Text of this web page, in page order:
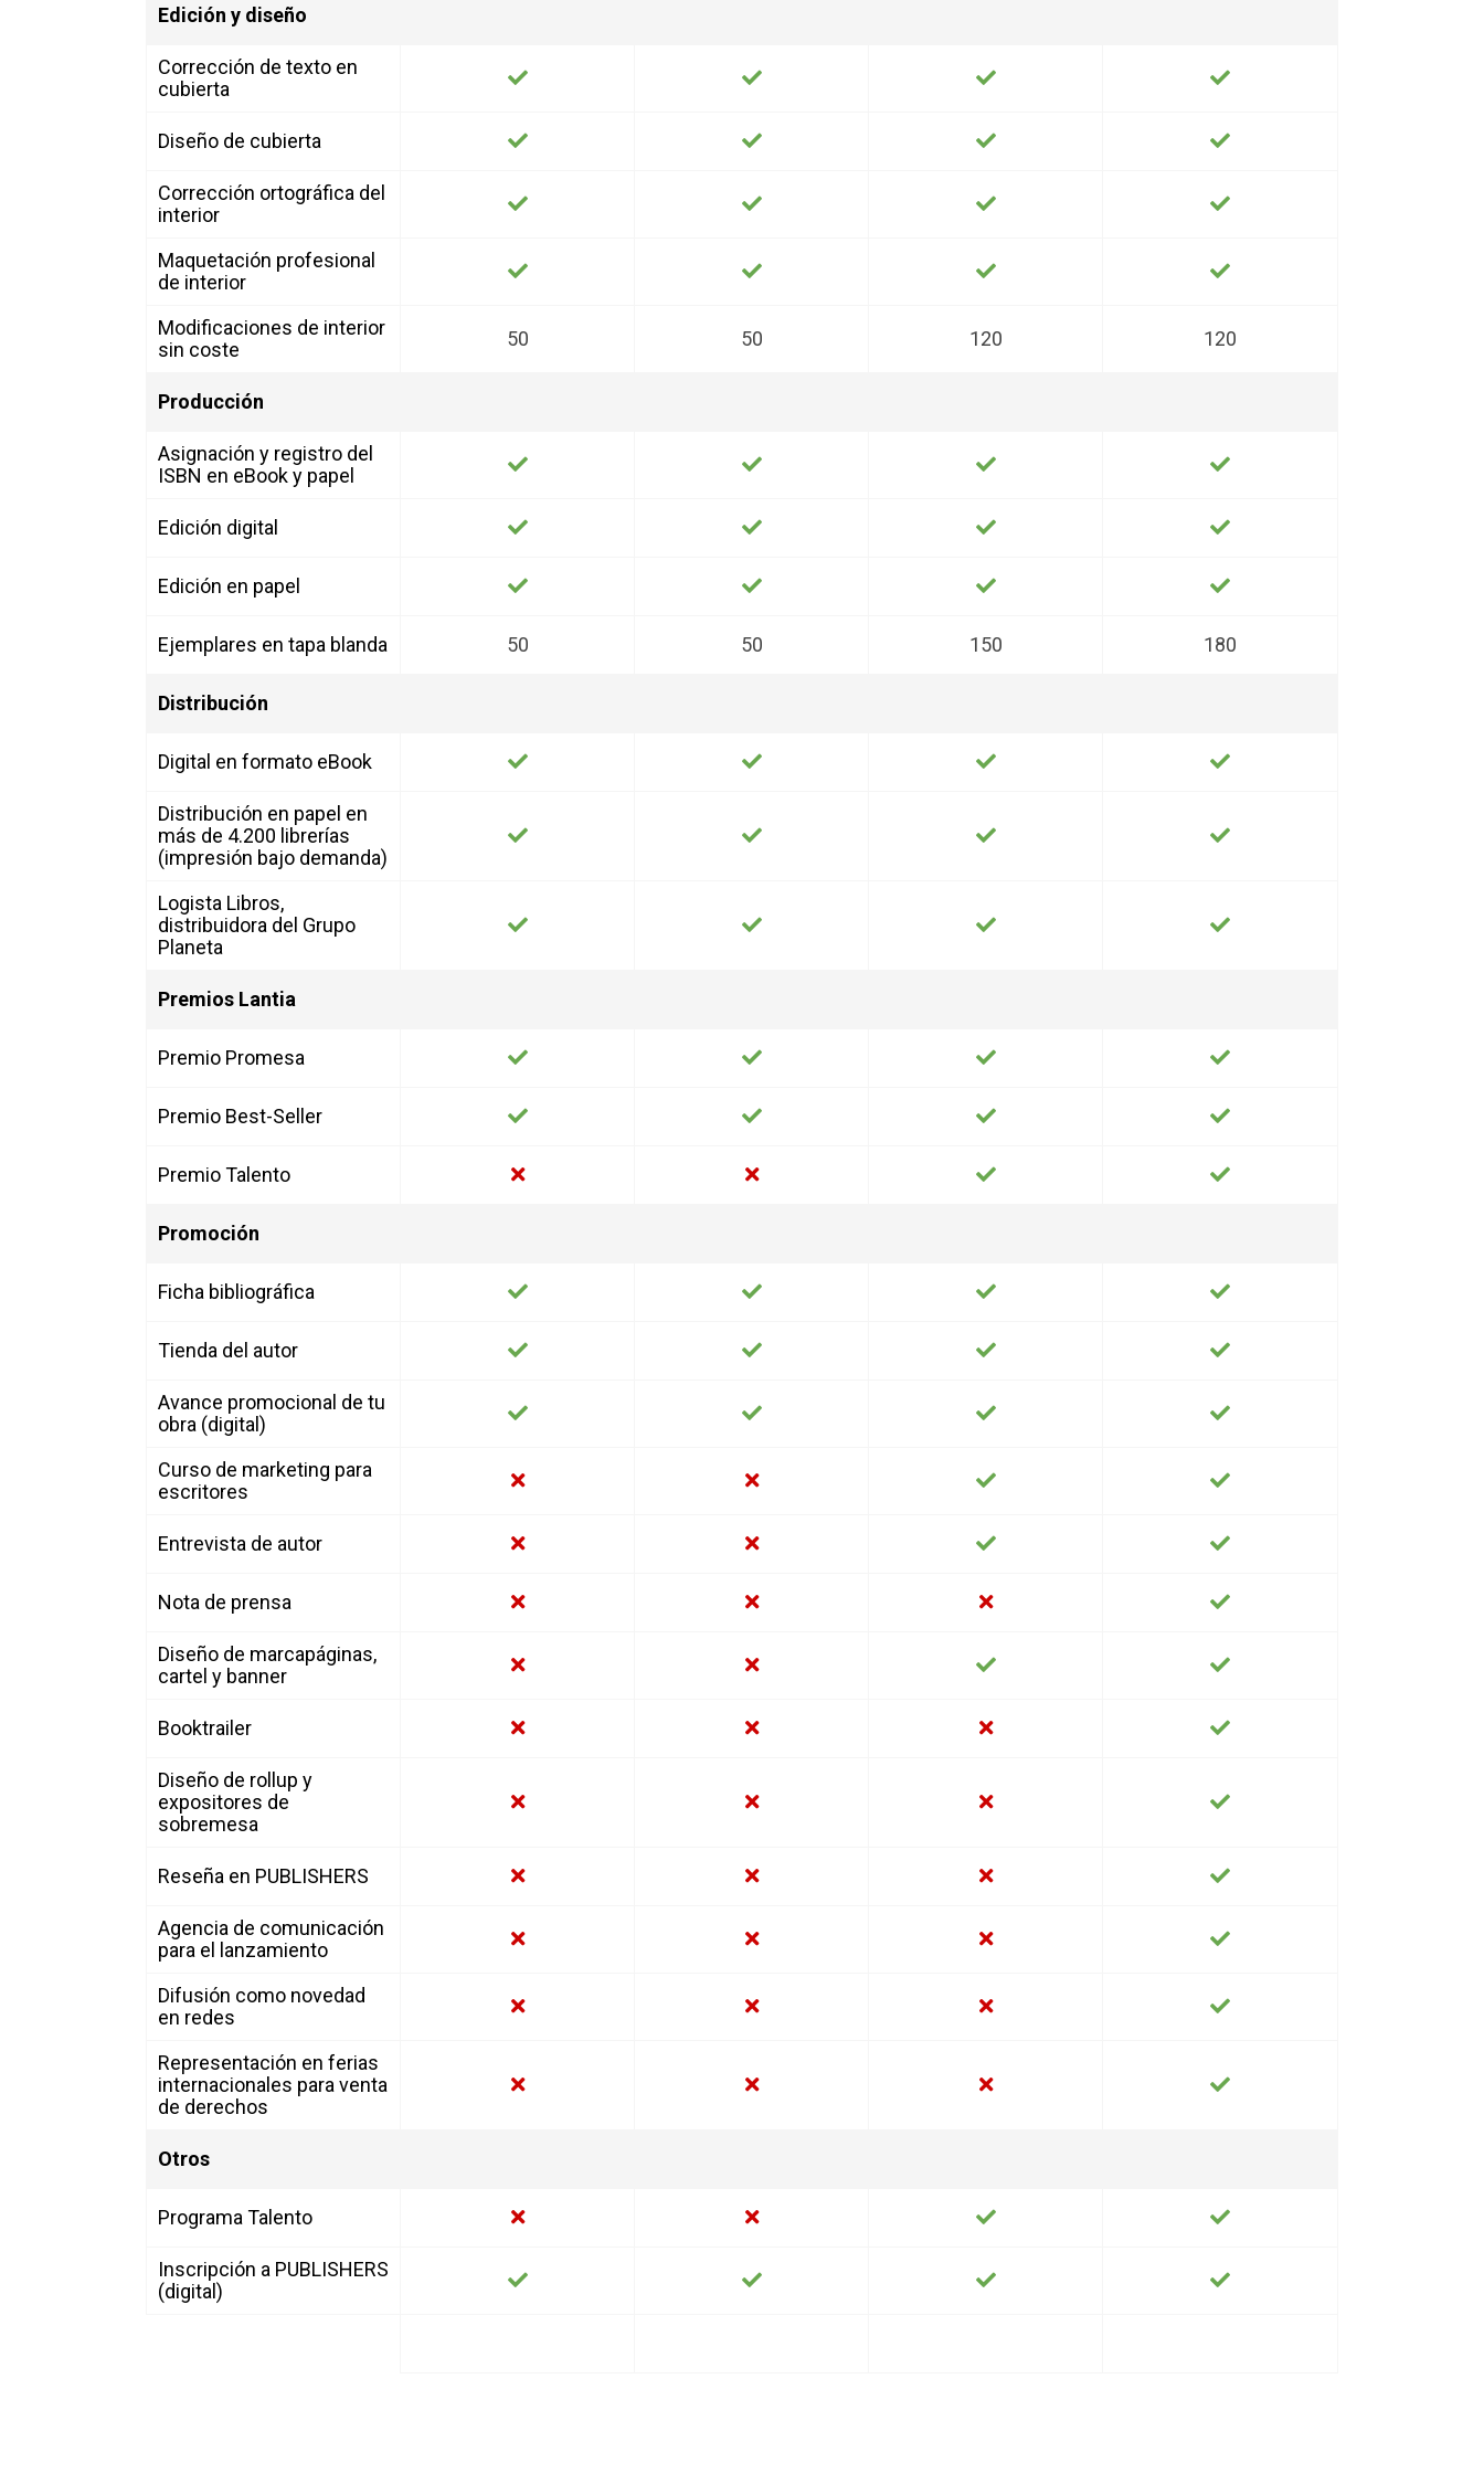
Edición y diseño
Corrección de texto en
cubierta
Diseño de cubierta
Corrección ortográfica del
interior
Maquetación profesional
de interior
Modificaciones de interior
sin coste
50 50 120 120
Producción
Asignación y registro del
ISBN en eBook y papel
Edición digital
Edición en papel
Ejemplares en tapa blanda 50 50 150 180
Distribución
Digital en formato eBook
Distribución en papel en
más de 4.200 librerías
(impresión bajo demanda)
Logista Libros,
distribuidora del Grupo
Planeta
Premios Lantia
Premio Promesa
Premio Best-Seller
Premio Talento
Promoción
Ficha bibliográfica
Tienda del autor
Avance promocional de tu
obra (digital)
Curso de marketing para
escritores
Entrevista de autor
Nota de prensa
Diseño de marcapáginas,
cartel y banner
Booktrailer
Diseño de rollup y
expositores de
sobremesa
Reseña en PUBLISHERS
Agencia de comunicación
para el lanzamiento
Difusión como novedad
en redes
Representación en ferias
internacionales para venta
de derechos
Otros
Programa Talento
Inscripción a PUBLISHERS
(digital)